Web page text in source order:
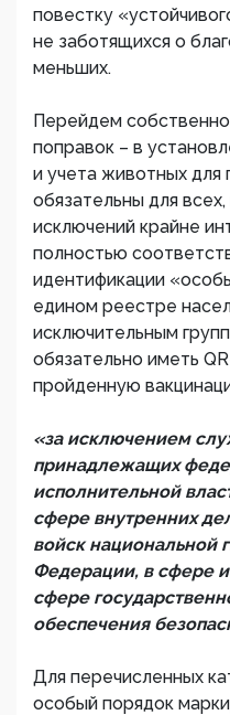
повестку
не заботящихся о
меньших.
Перейдем
поправок – в
и учета животных для
обязательны для
исключений крайне
полностью
идентификации
едином реестре
исключительным
обязательно иметь
пройденную
«за исключением
принадлежащих
исполнительной
сфере внутренних
войск национальной
Федерации, в сфере
сфере
обеспечения
Для перечисленных
особый порядок